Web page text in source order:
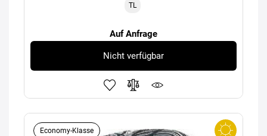
TL
Auf Anfrage
Nicht verfügbar
Economy-Klasse